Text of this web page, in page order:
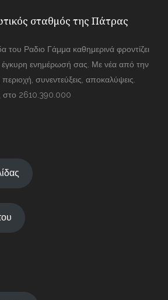
σταθμός της Πάτρας
του Ραδιο Γάμμα καθημερινά φροντίζει
έγκυρη ενημέρωσή σας. Με νέα από την
συνεντεύξεις, αποκαλύψεις.
στο 2610.390.000